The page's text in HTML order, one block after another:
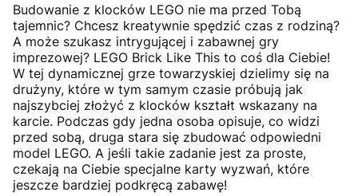
Budowanie z klocków LEGO nie ma przed Tobą
tajemnic? Chcesz kreatywnie spędzić czas z rodziną?
A może szukasz intrygującej i zabawnej gry
imprezowej? LEGO Brick Like This to coś dla Ciebie!
W tej dynamicznej grze towarzyskiej dzielimy się na
drużyny, które w tym samym czasie próbują jak
najszybciej złożyć z klocków kształt wskazany na
karcie. Podczas gdy jedna osoba opisuje, co widzi
przed sobą, druga stara się zbudować odpowiedni
model LEGO. A jeśli takie zadanie jest za proste,
czekają na Ciebie specjalne karty wyzwań, które
jeszcze bardziej podkręcą zabawę!